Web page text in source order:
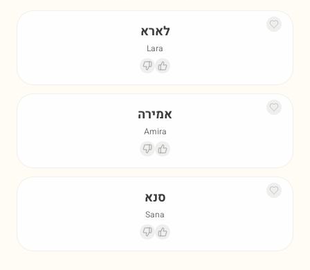
לארא
Lara
אמירה
Amira
סנא
Sana